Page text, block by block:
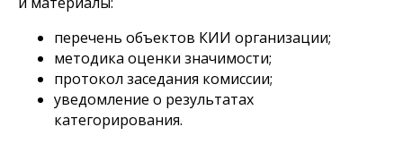
перечень объектов КИИ организации;
методика оценки значимости;
протокол заседания комиссии;
уведомление о результатах
категорирования.